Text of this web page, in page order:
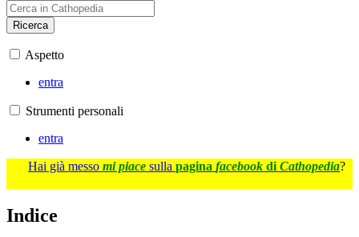
Ricerca
Aspetto
entra
Strumenti personali
entra
Hai già messo mi piace sulla pagina facebook di Cathopedia?
Indice